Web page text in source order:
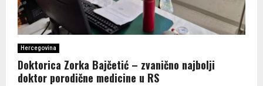
Hercegovina
Doktorica Zorka Bajčetić – zvanično najbolji
doktor porodične medicine u RS